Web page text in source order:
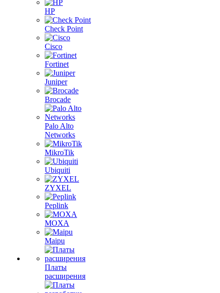
HP
Check Point
Cisco
Fortinet
Juniper
Brocade
Palo Alto
Networks
MikroTik
Ubiquiti
ZYXEL
Peplink
MOXA
Maipu
Платы
расширения